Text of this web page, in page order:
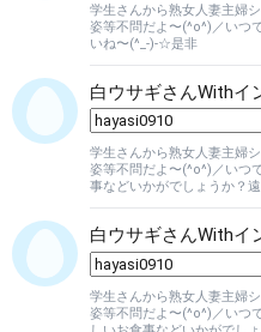
学生さんから熟女人妻主婦
姿等不問だよ〜(^o^)／いつ
いね〜(^_-)-☆是非
白ウサギさんWithイ
学生さんから熟女人妻主婦
姿等不問だよ〜(^o^)／いつ
事などいかがでしょうか？
白ウサギさんWithイ
学生さんから熟女人妻主婦
姿等不問だよ〜(^o^)／いつ